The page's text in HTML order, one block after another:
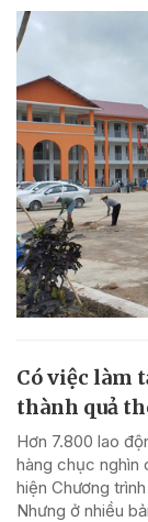
Có việc làm
thành quả
Hơn 7.800 lao
hàng chục nghìn
hiện Chương
Nhưng ở nhiều